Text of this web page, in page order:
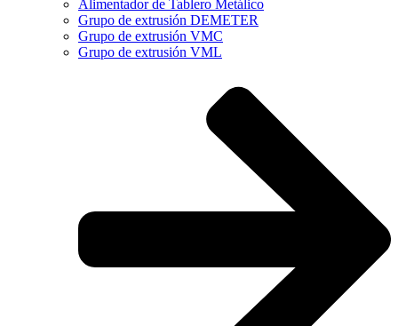
Alimentador de Tablero Metálico
Grupo de extrusión DEMETER
Grupo de extrusión VMC
Grupo de extrusión VML